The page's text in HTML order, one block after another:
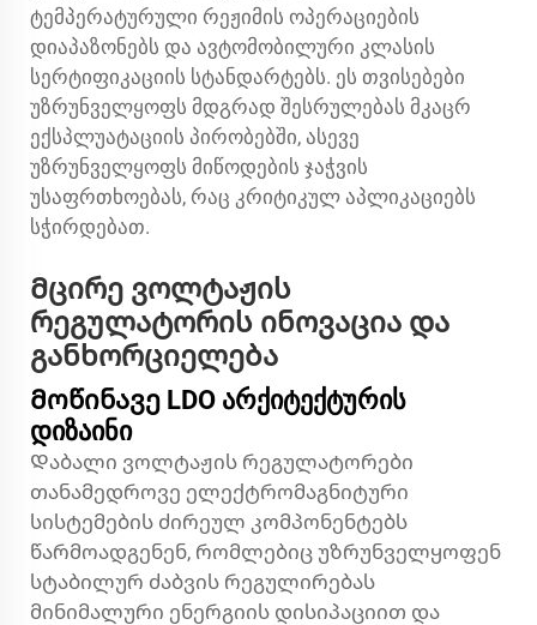
ტემპერატურული რეჟიმის ოპერაციების
დიაპაზონებს და ავტომობილური კლასის
სერტიფიკაციის სტანდარტებს. ეს თვისებები
უზრუნველყოფს მდგრად შესრულებას მკაცრ
ექსპლუატაციის პირობებში, ასევე
უზრუნველყოფს მიწოდების ჯაჭვის
უსაფრთხოებას, რაც კრიტიკულ აპლიკაციებს
სჭირდებათ.
Მცირე ვოლტაჟის
რეგულატორის ინოვაცია და
განხორციელება
Მოწინავე LDO არქიტექტურის
დიზაინი
Დაბალი ვოლტაჟის რეგულატორები
თანამედროვე ელექტრომაგნიტური
სისტემების ძირეულ კომპონენტებს
წარმოადგენენ, რომლებიც უზრუნველყოფენ
სტაბილურ ძაბვის რეგულირებას
მინიმალური ენერგიის დისიპაციით და